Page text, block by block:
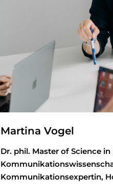
Martina Vogel
Dr. phil. Master of Science
Kommunikationsexpertin,